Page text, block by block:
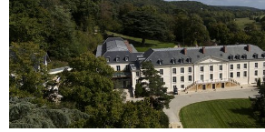
of their services.